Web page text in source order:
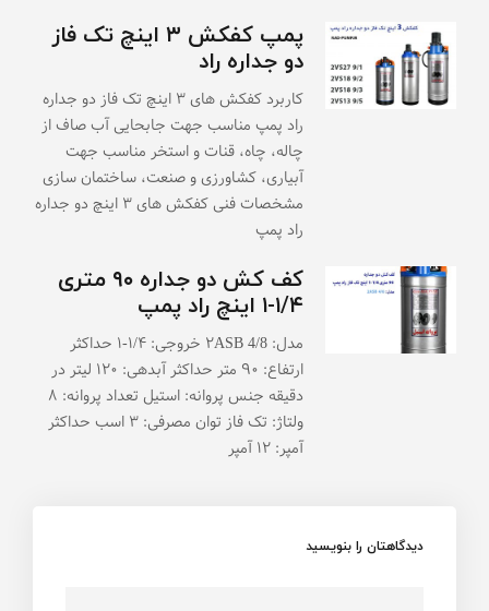
پمپ کفکش ۳ اینچ تک فاز
دو جداره راد
کاربرد کفکش های ۳ اینچ تک فاز دو جداره
راد پمپ مناسب جهت جابحایی آب صاف از
چاله، چاه، قنات و استخر مناسب جهت
آبیاری، کشاورزی و صنعت، ساختمان سازی
مشخصات فنی کفکش های ۳ اینچ دو جداره
راد پمپ
کف کش دو جداره ۹۰ متری
۱/۴-۱ اینچ راد پمپ
مدل: ۲ASB 4/8 خروجی: ۱/۴-۱ حداکثر
ارتفاع: ۹۰ متر حداکثر آبدهی: ۱۲۰ لیتر در
دقیقه جنس پروانه: استیل تعداد پروانه: ۸
ولتاژ: تک فاز توان مصرفی: ۳ اسب حداکثر
آمپر: ۱۲ آمپر
دیدگاهتان را بنویسید